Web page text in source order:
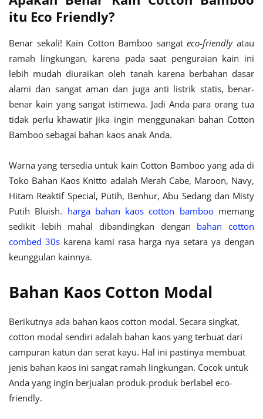
itu Eco Friendly?
Benar sekali! Kain Cotton Bamboo sangateco-friendlyatau
ramah lingkungan, karena pada saat penguraian kain ini
lebih mudah diuraikan oleh tanah karena berbahan dasar
alami dan sangat aman dan juga anti listrik statis, benar-
benar kain yang sangat istimewa. Jadi Anda para orang tua
tidak perlu khawatir jika ingin menggunakan bahan Cotton
Bamboo sebagai bahan kaos anak Anda.
Warna yang tersedia untuk kain Cotton Bamboo yang ada di
Toko Bahan Kaos Knitto adalah Merah Cabe, Maroon, Navy,
Hitam Reaktif Special, Putih, Benhur, Abu Sedang dan Misty
Putih Bluish. harga bahan kaos cotton bamboomemang
sedikit lebih mahal dibandingkan dengan bahan cotton
combed 30s karena kami rasa harga nya setara ya dengan
keunggulan kainnya.
Bahan Kaos Cotton Modal
Berikutnya ada bahan kaos cotton modal. Secara singkat,
cotton modal sendiri adalah bahan kaos yang terbuat dari
campuran katun dan serat kayu. Hal ini pastinya membuat
jenis bahan kaos ini sangat ramah lingkungan. Cocok untuk
Anda yang ingin berjualan produk-produk berlabel eco-
friendly.